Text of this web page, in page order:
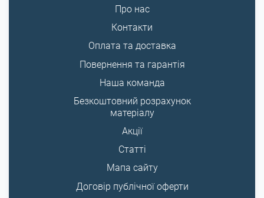
Про нас
Контакти
Оплата та доставка
Повернення та гарантія
Наша команда
Безкоштовний розрахунок
матеріалу
Акції
Статті
Мапа сайту
Договір публічної оферти